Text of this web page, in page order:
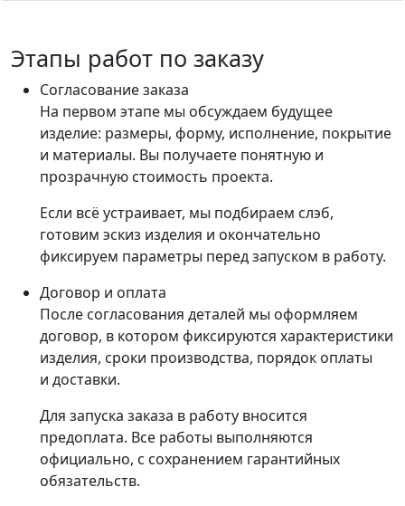
Этапы работ по заказу
Согласование заказа
На первом этапе мы обсуждаем будущее
изделие: размеры, форму, исполнение, покрытие
и материалы. Вы получаете понятную и
прозрачную стоимость проекта.
Если всё устраивает, мы подбираем слэб,
готовим эскиз изделия и окончательно
фиксируем параметры перед запуском в работу.
Договор и оплата
После согласования деталей мы оформляем
договор, в котором фиксируются характеристики
изделия, сроки производства, порядок оплаты
и доставки.
Для запуска заказа в работу вносится
предоплата. Все работы выполняются
официально, с сохранением гарантийных
обязательств.